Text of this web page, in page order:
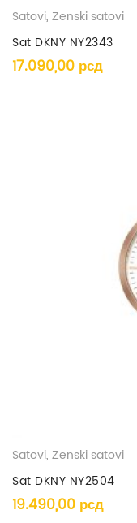
Satovi, Ženski satovi
Sat DKNY NY2343
17.090,00 рсд
Satovi, Ženski satovi
Sat DKNY NY2504
19.490,00 рсд